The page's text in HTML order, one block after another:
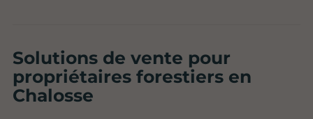
Solutions de vente pour
propriétaires forestiers en
Chalosse